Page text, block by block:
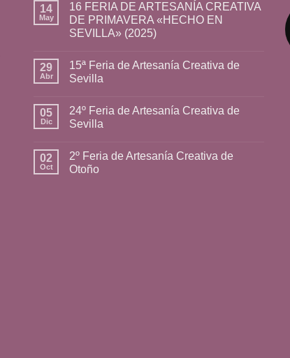
14
May
16 FERIA DE ARTESANÍA CREATIVA
DE PRIMAVERA «HECHO EN
SEVILLA» (2025)
29
Abr
15ª Feria de Artesanía Creativa de
Sevilla
05
Dic
24º Feria de Artesanía Creativa de
Sevilla
02
Oct
2º Feria de Artesanía Creativa de
Otoño